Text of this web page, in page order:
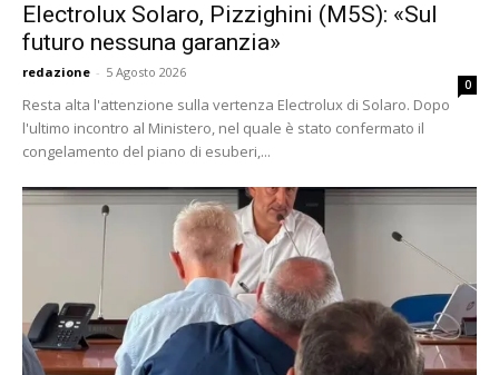
Electrolux Solaro, Pizzighini (M5S): «Sul
futuro nessuna garanzia»
redazione - 5 Agosto 2026
0
Resta alta l'attenzione sulla vertenza Electrolux di Solaro. Dopo
l'ultimo incontro al Ministero, nel quale è stato confermato il
congelamento del piano di esuberi,...